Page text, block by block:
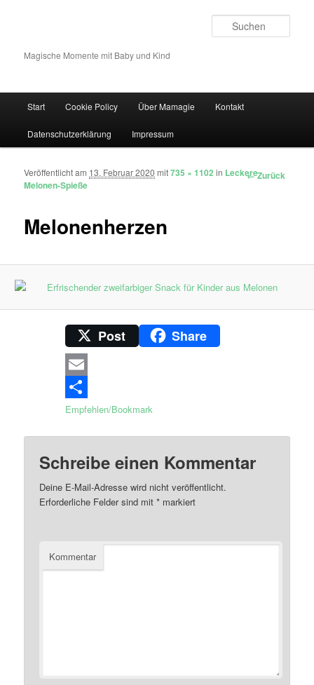
Magische Momente mit Baby und Kind
Zum Inhalt wechseln
Zum sekundären Inhalt wechseln
Start Cookie Policy Über Mamagie Kontakt
Datenschutzerklärung Impressum
Bilder-Navigation ← Zurück
Melonenherzen
Veröffentlicht am 13. Februar 2020 mit735 × 1102 in Leckere
Melonen-Spieße
Post Share
Email
Empfehlen/Bookmark
Schreibe einen Kommentar
Deine E-Mail-Adresse wird nicht veröffentlicht.
Erforderliche Felder sind mit* markiert
Kommentar